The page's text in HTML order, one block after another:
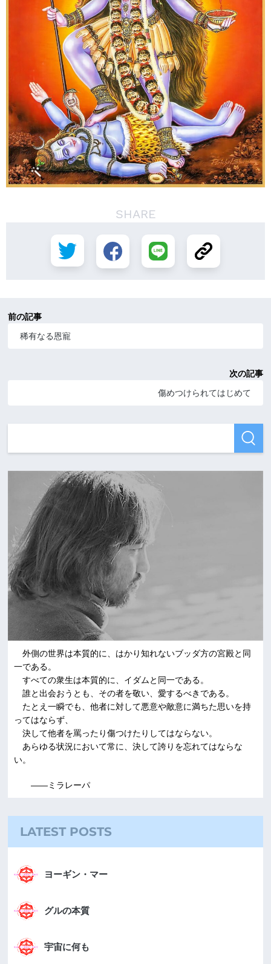
SHARE
前の記事
稀有なる恩寵
次の記事
傷めつけられてはじめて
外側の世界は本質的に、はかり知れないブッダ方の宮殿と同
一である。
すべての衆生は本質的に、イダムと同一である。
誰と出会おうとも、その者を敬い、愛するべきである。
たとえ一瞬でも、他者に対して悪意や敵意に満ちた思いを持
ってはならず、
決して他者を罵ったり傷つけたりしてはならない。
あらゆる状況において常に、決して誇りを忘れてはならな
い。
――ミラレーパ
LATEST POSTS
ヨーギン・マー
グルの本質
宇宙に何も